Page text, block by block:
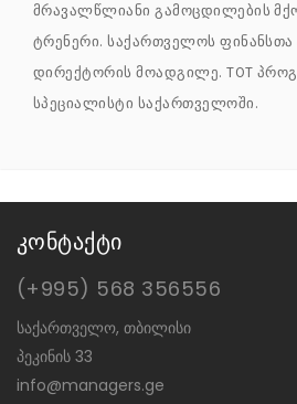
მრავალწლიანი გამოცდილების
ტრენერი. საქართველოს ფინანსთა
დირექტორის მოადგილე. TOT
სპეციალისტი საქართველოში.
კონტაქტი
(+995) 568 356556
საქართველო, თბილისი
პეკინის 33
info@managers.ge